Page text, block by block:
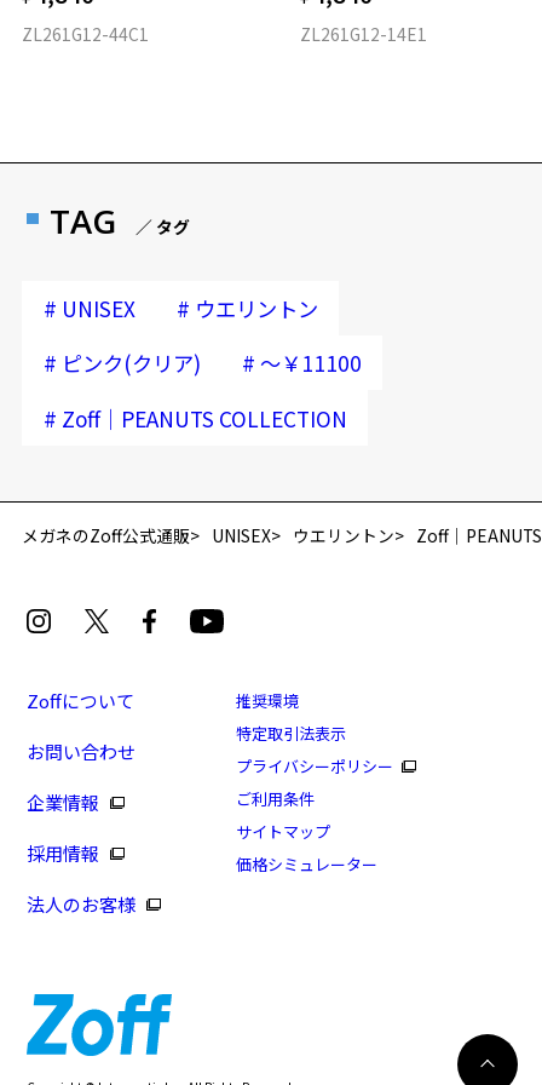
ZL261G12-44C1 ZL261G12-14E1
TAG ／ タグ
# UNISEX # ウエリントン
# ピンク(クリア) # ～￥11100
# Zoff│PEANUTS COLLECTION
メガネのZoff公式通販 UNISEX ウエリントン
Zoffについて
お問い合わせ
企業情報
採用情報
法人のお客様
推奨環境
特定取引法表示
プライバシーポリシー
ご利用条件
サイトマップ
価格シミュレーター